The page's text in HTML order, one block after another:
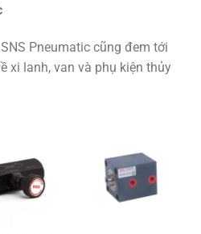
Pneumatic cũng đem tới
xi lanh, van và phụ kiện thủy